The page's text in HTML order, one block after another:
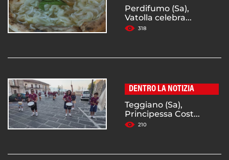
Perdifumo (Sa),
Vatolla celebra...
318
DENTRO LA NOTIZIA
Teggiano (Sa),
Principessa Cost...
210